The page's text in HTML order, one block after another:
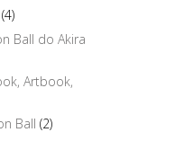
(4)
Ball do Akira
Artbook,
Ball (2)